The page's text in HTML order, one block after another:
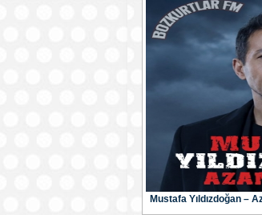
Mustafa Yıldızdoğan –